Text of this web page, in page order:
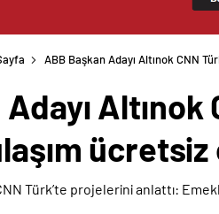
ABB Başkan Adayı Altınok CNN
ücretsiz